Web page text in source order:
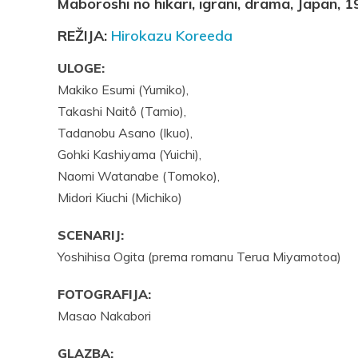
REŽIJA: Hirokazu Koreeda
ULOGE:
Makiko Esumi (Yumiko),
Takashi Naitô (Tamio),
Tadanobu Asano (Ikuo),
Gohki Kashiyama (Yuichi),
Naomi Watanabe (Tomoko),
Midori Kiuchi (Michiko)
SCENARIJ:
Yoshihisa Ogita (prema romanu Terua Miyamotoa)
FOTOGRAFIJA:
Masao Nakabori
GLAZBA: